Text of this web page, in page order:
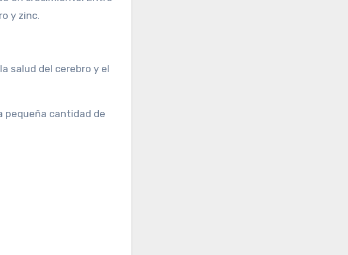
y zinc.
salud del cerebro y el
pequeña cantidad de